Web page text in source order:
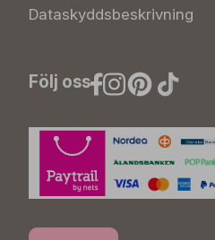
Dataskyddsbeskrivning
Följ oss